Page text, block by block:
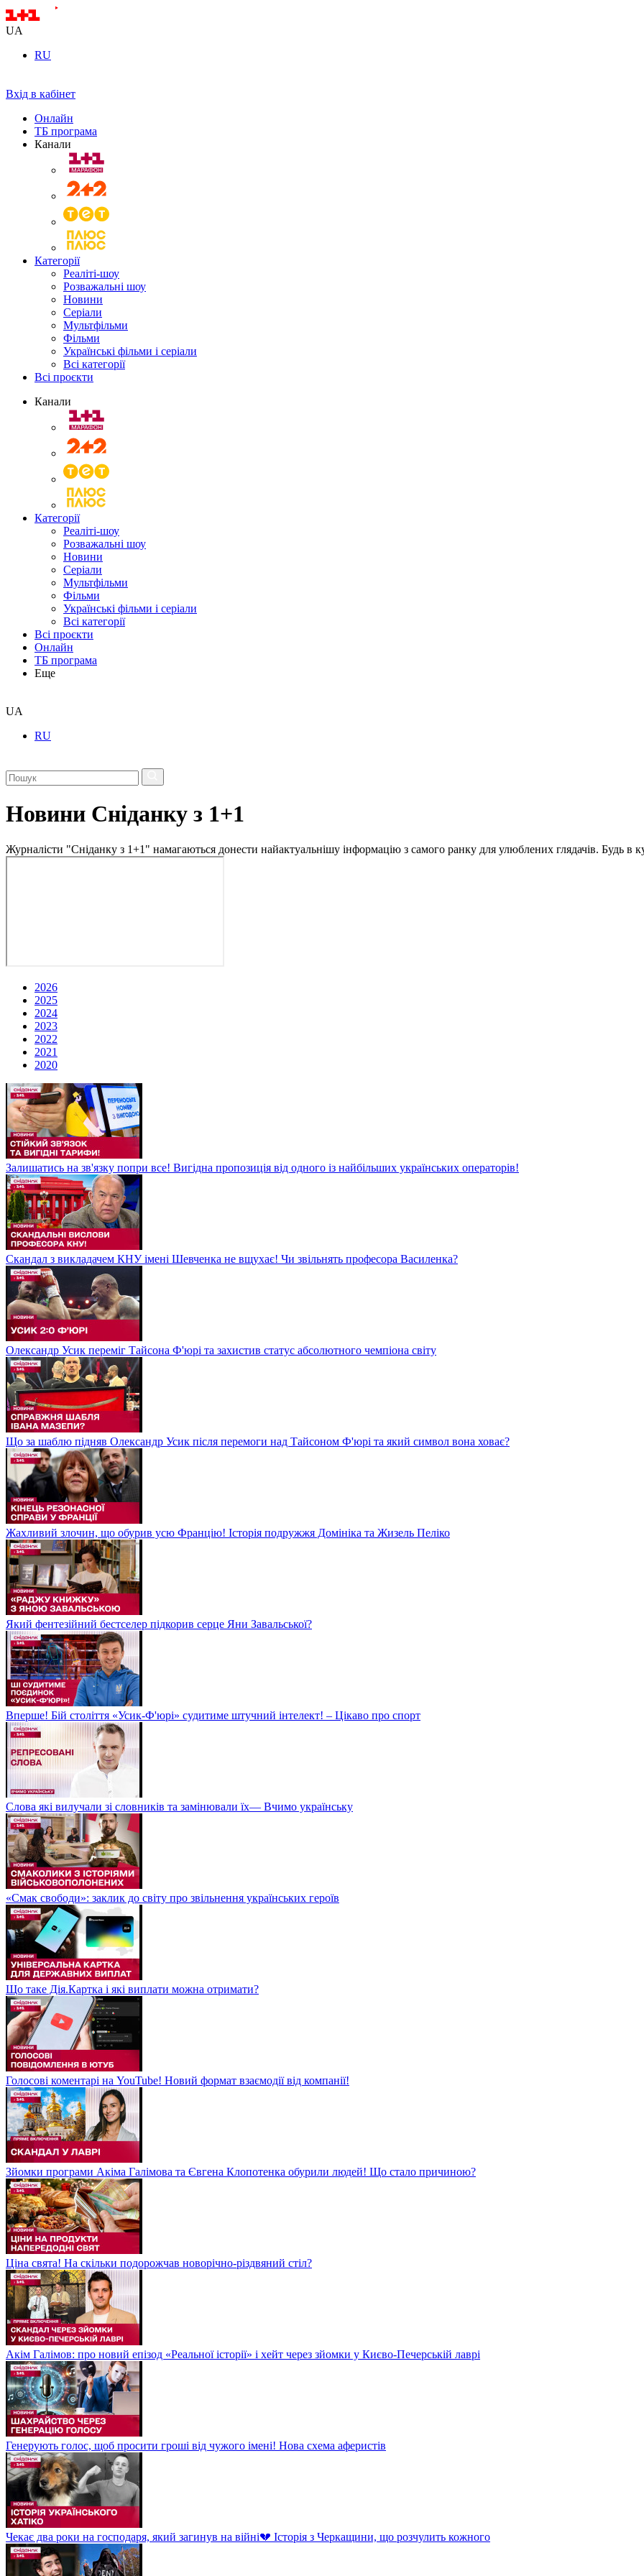
UA
RU
Вхід в кабінет
Онлайн
ТБ програма
Канали
Категорії
Реаліті-шоу
Розважальні шоу
Новини
Серіали
Мультфільми
Фільми
Українські фільми і серіали
Всі категорії
Всі проєкти
Канали
Категорії
Реаліті-шоу
Розважальні шоу
Новини
Серіали
Мультфільми
Фільми
Українські фільми і серіали
Всі категорії
Всі проєкти
Онлайн
ТБ програма
Еще
UA
RU
Новини Сніданку з 1+1
Журналісти "Сніданку з 1+1" намагаються донести найактуальнішу інформацію з самого ранку для улюблених глядачів. Будь в
2026
2025
2024
2023
2022
2021
2020
Залишатись на зв'язку попри все! Вигідна пропозиція від одного із найбільших українських операторів!
Скандал з викладачем КНУ імені Шевченка не вщухає! Чи звільнять професора Василенка?
Олександр Усик переміг Тайсона Ф'юрі та захистив статус абсолютного чемпіона світу
Що за шаблю підняв Олександр Усик після перемоги над Тайсоном Ф'юрі та який символ вона ховає?
Жахливий злочин, що обурив усю Францію! Історія подружжя Домініка та Жизель Пеліко
Який фентезійний бестселер підкорив серце Яни Завальської?
Вперше! Бій століття «Усик-Ф'юрі» судитиме штучний інтелект! – Цікаво про спорт
Слова які вилучали зі словників та замінювали їх— Вчимо українську
«Смак свободи»: заклик до світу про звільнення українських героїв
Що таке Дія.Картка і які виплати можна отримати?
Голосові коментарі на YouTube! Новий формат взаємодії від компанії!
Зйомки програми Акіма Галімова та Євгена Клопотенка обурили людей! Що стало причиною?
Ціна свята! На скільки подорожчав новорічно-різдвяний стіл?
Акім Галімов: про новий епізод «Реальної історії» і хейт через зйомки у Києво-Печерській лаврі
Генерують голос, щоб просити гроші від чужого імені! Нова схема аферистів
Чекає два роки на господаря, який загинув на війні💔 Історія з Черкащини, що розчулить кожного